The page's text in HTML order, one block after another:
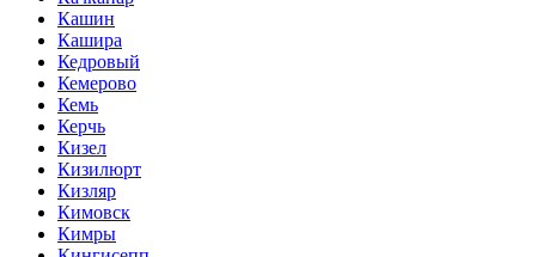
Кашин
Кашира
Кедровый
Кемерово
Кемь
Керчь
Кизел
Кизилюрт
Кизляр
Кимовск
Кимры